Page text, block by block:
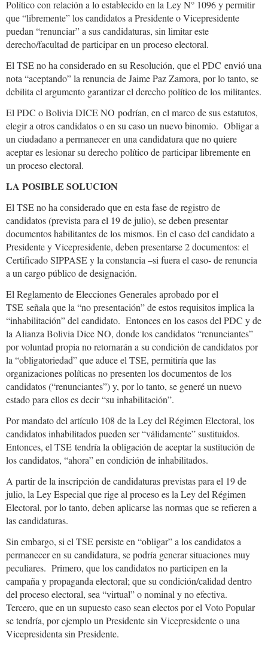
Político con relación a lo establecido en la Ley N° 1096 y permitir
que “libremente” los candidatos a Presidente o Vicepresidente
puedan “renunciar” a sus candidaturas, sin limitar este
derecho/facultad de participar en un proceso electoral.
El TSE no ha considerado en su Resolución, que el PDC envió una
nota “aceptando” la renuncia de Jaime Paz Zamora, por lo tanto, se
debilita el argumento garantizar el derecho político de los militantes.
El PDC o Bolivia DICE NO podrían, en el marco de sus estatutos,
elegir a otros candidatos o en su caso un nuevo binomio. Obligar a
un ciudadano a permanecer en una candidatura que no quiere
aceptar es lesionar su derecho político de participar libremente en
un proceso electoral.
LA POSIBLE SOLUCION
El TSE no ha considerado que en esta fase de registro de
candidatos (prevista para el 19 de julio), se deben presentar
documentos habilitantes de los mismos. En el caso del candidato a
Presidente y Vicepresidente, deben presentarse 2 documentos: el
Certificado SIPPASE y la constancia –si fuera el caso- de renuncia
a un cargo público de designación.
El Reglamento de Elecciones Generales aprobado por el
TSE señala que la “no presentación” de estos requisitos implica la
“inhabilitación” del candidato. Entonces en los casos del PDC y de
la Alianza Bolivia Dice NO, donde los candidatos “renunciantes”
por voluntad propia no retornarán a su condición de candidatos por
la “obligatoriedad” que aduce el TSE, permitiría que las
organizaciones políticas no presenten los documentos de los
candidatos (“renunciantes”) y, por lo tanto, se generé un nuevo
estado para ellos es decir “su inhabilitación”.
Por mandato del artículo 108 de la Ley del Régimen Electoral, los
candidatos inhabilitados pueden ser “válidamente” sustituidos.
Entonces, el TSE tendría la obligación de aceptar la sustitución de
los candidatos, “ahora” en condición de inhabilitados.
A partir de la inscripción de candidaturas previstas para el 19 de
julio, la Ley Especial que rige al proceso es la Ley del Régimen
Electoral, por lo tanto, deben aplicarse las normas que se refieren a
las candidaturas.
Sin embargo, si el TSE persiste en “obligar” a los candidatos a
permanecer en su candidatura, se podría generar situaciones muy
peculiares. Primero, que los candidatos no participen en la
campaña y propaganda electoral; que su condición/calidad dentro
del proceso electoral, sea “virtual” o nominal y no efectiva.
Tercero, que en un supuesto caso sean electos por el Voto Popular
se tendría, por ejemplo un Presidente sin Vicepresidente o una
Vicepresidenta sin Presidente.